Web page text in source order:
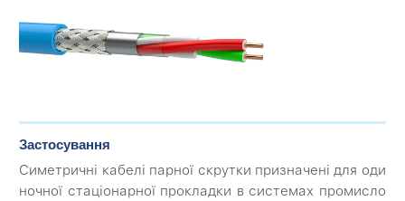
Застосування
Симетричні кабелі парної скрутки призначені для оди
ночної стаціонарної прокладки в системах промисло